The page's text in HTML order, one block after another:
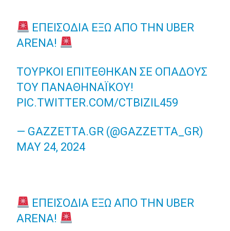
ΕΠΕΙΣΌΔΙΑ ΈΞΩ ΑΠΌ ΤΗΝ UBER
ARENA!
ΤΟΎΡΚΟΙ ΕΠΙΤΈΘΗΚΑΝ ΣΕ ΟΠΑΔΟΎΣ
ΤΟΥ ΠΑΝΑΘΗΝΑΪΚΟΎ!
PIC.TWITTER.COM/CTBIZIL459
— GAZZETTA.GR (@GAZZETTA_GR)
MAY 24, 2024
ΕΠΕΙΣΌΔΙΑ ΈΞΩ ΑΠΌ ΤΗΝ UBER
ARENA!